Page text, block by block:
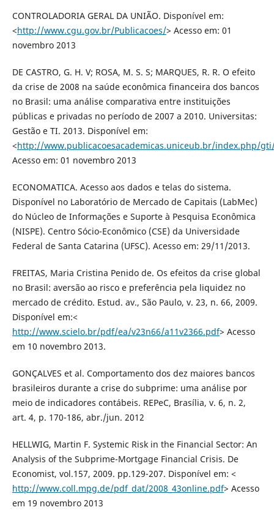
CONTROLADORIA GERAL DA UNIÃO. Disponível em:
<http://www.cgu.gov.br/Publicacoes/> Acesso em: 01
novembro 2013
DE CASTRO, G. H. V; ROSA, M. S. S; MARQUES, R. R. O efeito
da crise de 2008 na saúde econômica financeira dos bancos
no Brasil: uma análise comparativa entre instituições
públicas e privadas no período de 2007 a 2010. Universitas:
Gestão e TI. 2013. Disponível em:
<http://www.publicacoesacademicas.uniceub.br/index.php/
Acesso em: 01 novembro 2013
ECONOMATICA. Acesso aos dados e telas do sistema.
Disponível no Laboratório de Mercado de Capitais (LabMec)
do Núcleo de Informações e Suporte à Pesquisa Econômica
(NISPE). Centro Sócio-Econômico (CSE) da Universidade
Federal de Santa Catarina (UFSC). Acesso em: 29/11/2013.
FREITAS, Maria Cristina Penido de. Os efeitos da crise global
no Brasil: aversão ao risco e preferência pela liquidez no
mercado de crédito. Estud. av., São Paulo, v. 23, n. 66, 2009.
Disponível em:<
http://www.scielo.br/pdf/ea/v23n66/a11v2366.pdf> Acesso
em 10 novembro 2013.
GONÇALVES et al. Comportamento dos dez maiores bancos
brasileiros durante a crise do subprime: uma análise por
meio de indicadores contábeis. REPeC, Brasília, v. 6, n. 2,
art. 4, p. 170-186, abr./jun. 2012
HELLWIG, Martin F. Systemic Risk in the Financial Sector: An
Analysis of the Subprime-Mortgage Financial Crisis. De
Economist, vol.157, 2009. pp.129-207. Disponível em: <
http://www.coll.mpg.de/pdf_dat/2008_43online.pdf> Acesso
em 19 novembro 2013